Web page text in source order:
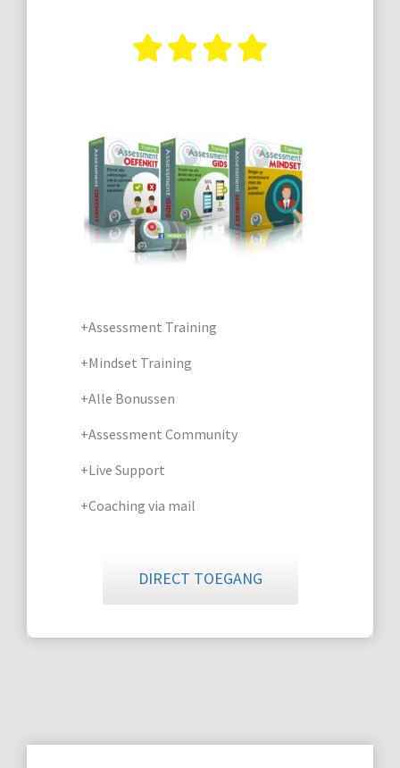
+Assessment Training
+Mindset Training
+Alle Bonussen
+Assessment Community
+Live Support
+Coaching via mail
DIRECT TOEGANG